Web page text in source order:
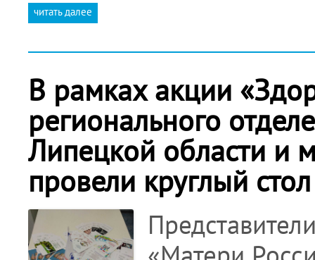
читать далее
В рамках акции
регионального
Липецкой области и
провели круглый